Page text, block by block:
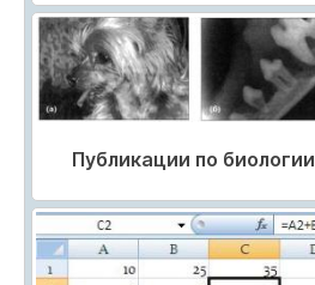
Публикации по биологии